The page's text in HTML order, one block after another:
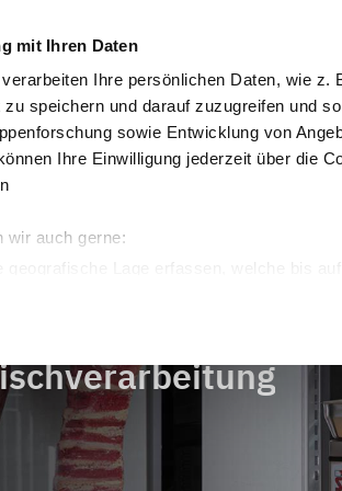
mit Ihren Daten
verarbeiten Ihre persönlichen Daten, wie z.
speichern und darauf zuzugreifen und
sowie Entwicklung von
Ihre Einwilligung jederzeit über die
wir auch gerne:
Ihre persönlichen Daten verarbeitet
und Anzeigen zu personalisieren,
Außerdem geben wir Informationen
weiter. Unsere Partner führen
haben oder die sie im Rahmen